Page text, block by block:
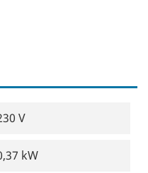
V
kW